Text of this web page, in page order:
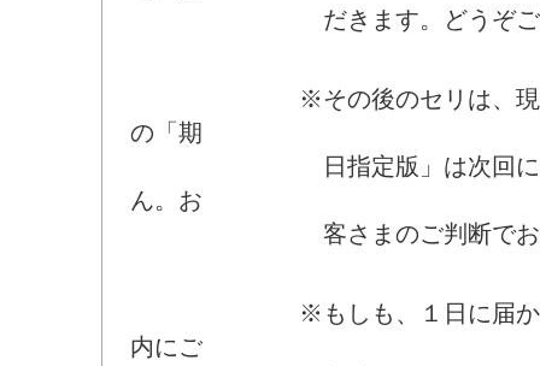
だきます。どうぞご了
※その後のセリは、現時点
の「期
日指定版」は次回にご注
ん。お
客さまのご判断でお願い
※もしも、１日に届かない
内にご